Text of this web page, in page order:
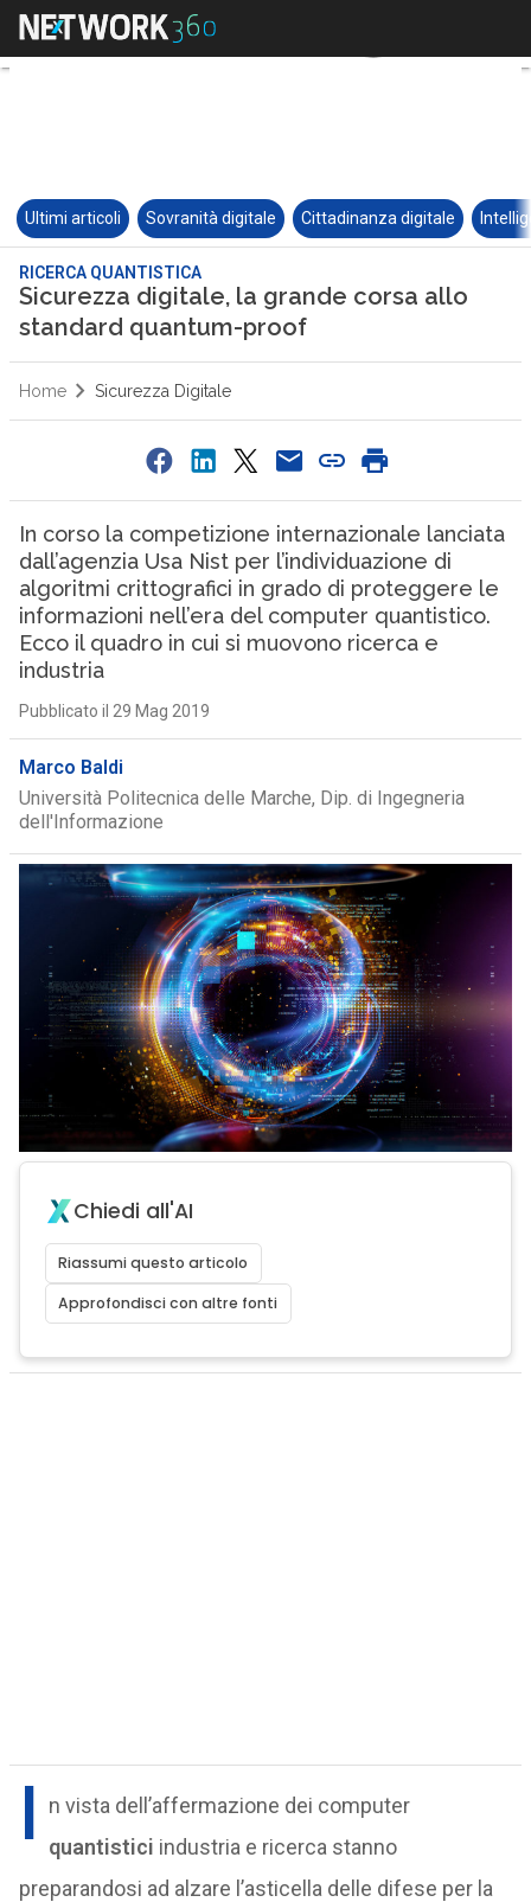
Ultimi articoli Sovranità digitale Cittadinanza digitale
RICERCA QUANTISTICA
Sicurezza digitale, la grande corsa allo
standard quantum-proof
Home Sicurezza Digitale
In corso la competizione internazionale lanciata
dall’agenzia Usa Nist per l’individuazione di
algoritmi crittografici in grado di proteggere le
informazioni nell’era del computer quantistico.
Ecco il quadro in cui si muovono ricerca e
industria
Pubblicato il 29 Mag 2019
Marco Baldi
Università Politecnica delle Marche, Dip. di Ingegneria
dell'Informazione
Chiedi all'AI
Riassumi questo articolo
Approfondisci con altre fonti
I
n vista dell’affermazione dei computer
quantistici industria e ricerca stanno
preparandosi ad alzare l’asticella delle difese per la